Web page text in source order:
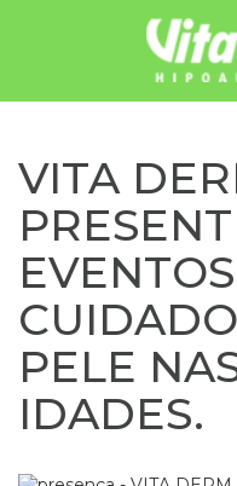
Pular
conteúdo
VITA
PELE
IDADES.